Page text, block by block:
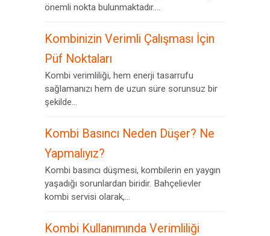
önemli nokta bulunmaktadır....
Kombinizin Verimli Çalışması İçin
Püf Noktaları
Kombi verimliliği, hem enerji tasarrufu
sağlamanızı hem de uzun süre sorunsuz bir
şekilde...
Kombi Basıncı Neden Düşer? Ne
Yapmalıyız?
Kombi basıncı düşmesi, kombilerin en yaygın
yaşadığı sorunlardan biridir. Bahçelievler
kombi servisi olarak,...
Kombi Kullanımında Verimliliği